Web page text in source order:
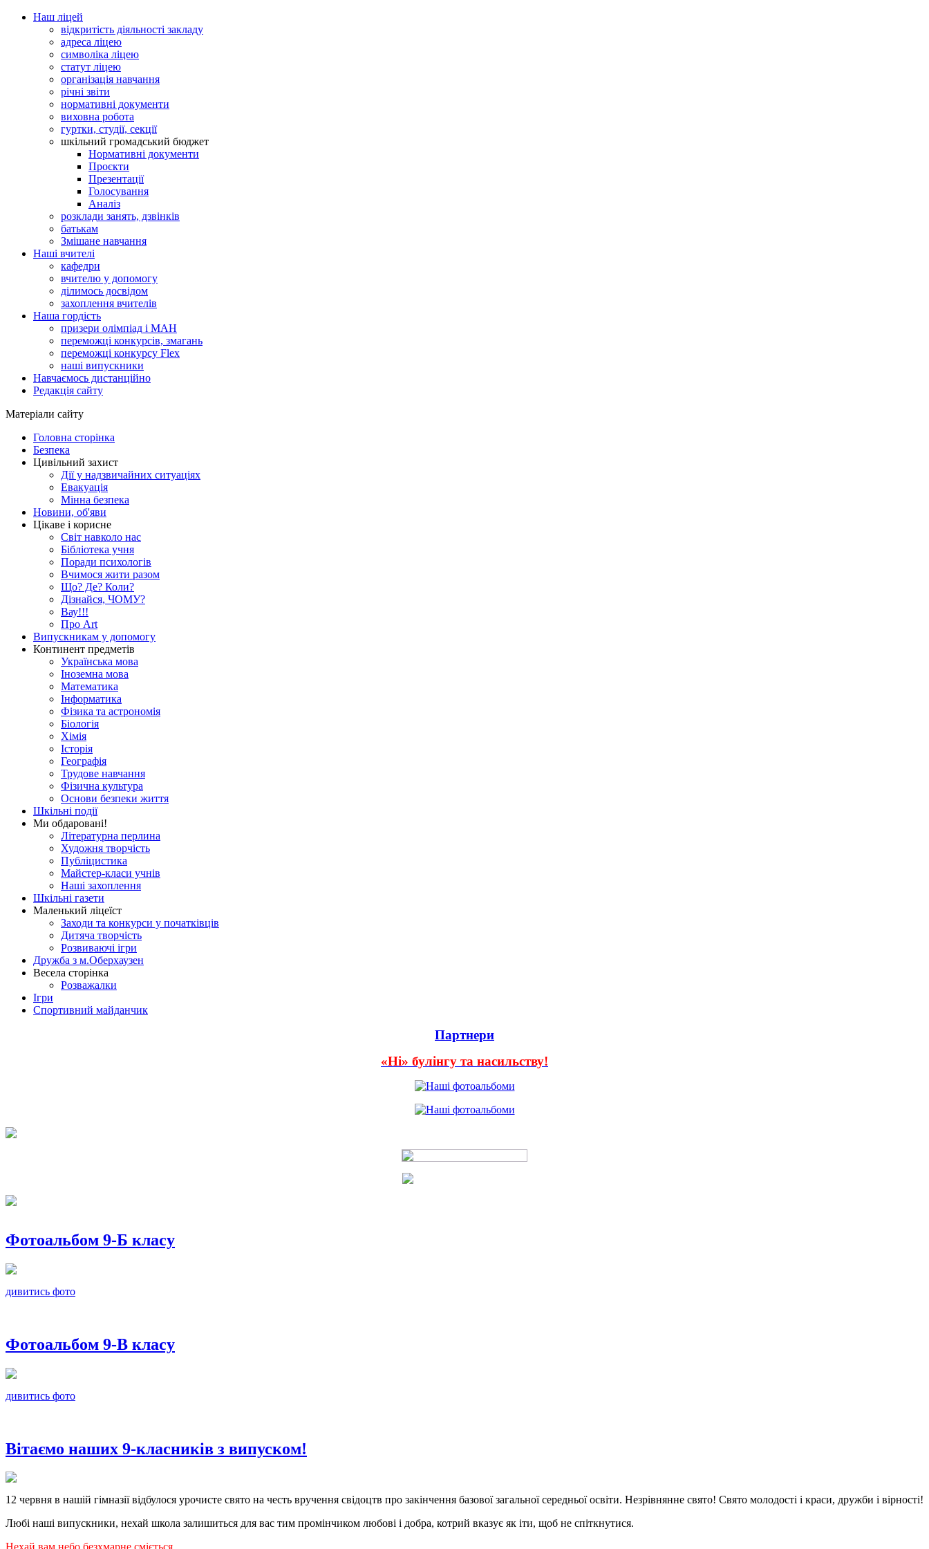
Наш ліцей
відкритість діяльності закладу
адреса ліцею
символіка ліцею
статут ліцею
організація навчання
річні звіти
нормативні документи
виховна робота
гуртки, студії, секції
шкільний громадський бюджет
Нормативні документи
Проєкти
Презентації
Голосування
Аналіз
розклади занять, дзвінків
батькам
Змішане навчання
Наші вчителі
кафедри
вчителю у допомогу
ділимось досвідом
захоплення вчителів
Наша гордість
призери олімпіад і МАН
переможці конкурсів, змагань
переможці конкурсу Flex
наші випускники
Навчаємось дистанційно
Редакція сайту
Матеріали сайту
Головна сторінка
Безпека
Цивільний захист
Дії у надзвичайних ситуаціях
Евакуація
Мінна безпека
Новини, об'яви
Цікаве і корисне
Світ навколо нас
Бібліотека учня
Поради психологів
Вчимося жити разом
Що? Де? Коли?
Дізнайся, ЧОМУ?
Вау!!!
Про Art
Випускникам у допомогу
Континент предметів
Українська мова
Іноземна мова
Математика
Інформатика
Фізика та астрономія
Біологія
Хімія
Історія
Географія
Трудове навчання
Фізична культура
Основи безпеки життя
Шкільні події
Ми обдаровані!
Літературна перлина
Художня творчість
Публіцистика
Майстер-класи учнів
Наші захоплення
Шкільні газети
Маленький ліцеїст
Заходи та конкурси у початківців
Дитяча творчість
Розвиваючі ігри
Дружба з м.Оберхаузен
Весела сторінка
Розважалки
Ігри
Спортивний майданчик
Партнери
«Ні» булінгу та насильству!
Фотоальбом 9-Б класу
дивитись фото
Фотоальбом 9-В класу
дивитись фото
Вітаємо наших 9-класників з випуском!
12 червня в нашій гімназії відбулося урочисте свято на честь вручення свідоцтв про закінчення базової загальної середньої освіти. Незрівнянне свято! Свято молодості і краси, дружби і вірності!
Любі наші випускники, нехай школа залишиться для вас тим промінчиком любові і добра, котрий вказує як іти, щоб не спіткнутися.